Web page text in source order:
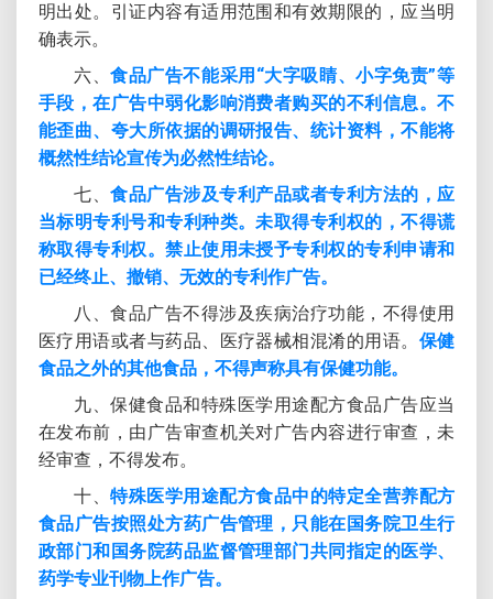
明出处。引证内容有适用范围和有效期限的，应当明
确表示。
六、食品广告不能采用“大字吸睛、小字免责”等
手段，在广告中弱化影响消费者购买的不利信息。不
能歪曲、夸大所依据的调研报告、统计资料，不能将
概然性结论宣传为必然性结论。
七、 食品广告涉及专利产品或者专利方法的，应
当标明专利号和专利种类。未取得专利权的，不得谎
称取得专利权。禁止使用未授予专利权的专利申请和
已经终止、撤销、无效的专利作广告。
八、食品广告不得涉及疾病治疗功能，不得使用
医疗用语或者与药品、医疗器械相混淆的用语。 保健
食品之外的其他食品，不得声称具有保健功能。
九、保健食品和特殊医学用途配方食品广告应当
在发布前，由广告审查机关对广告内容进行审查，未
经审查，不得发布。
十、 特殊医学用途配方食品中的特定全营养配方
食品广告按照处方药广告管理，只能在国务院卫生行
政部门和国务院药品监督管理部门共同指定的医学、
药学专业刊物上作广告。